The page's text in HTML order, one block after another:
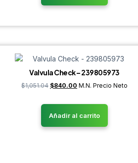
Valvula Check – 239805973
$1,051.04 $840.00 M.N. Precio Neto
Añadir al carrito